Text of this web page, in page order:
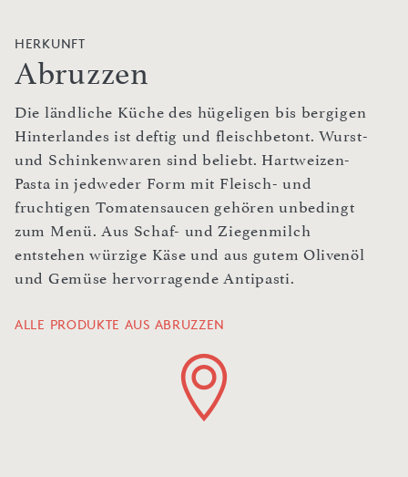
HERKUNFT
Abruzzen
Die ländliche Küche des hügeligen bis bergigen
Hinterlandes ist deftig und fleischbetont. Wurst-
und Schinkenwaren sind beliebt. Hartweizen-
Pasta in jedweder Form mit Fleisch- und
fruchtigen Tomatensaucen gehören unbedingt
zum Menü. Aus Schaf- und Ziegenmilch
entstehen würzige Käse und aus gutem Olivenöl
und Gemüse hervorragende Antipasti.
ALLE PRODUKTE AUS ABRUZZEN